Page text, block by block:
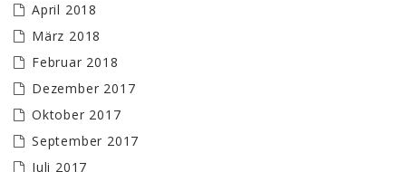
April 2018
März 2018
Februar 2018
Dezember 2017
Oktober 2017
September 2017
Juli 2017